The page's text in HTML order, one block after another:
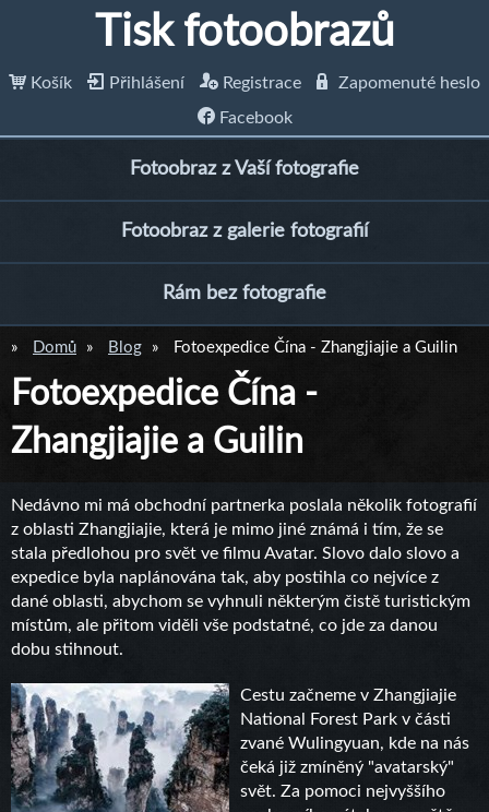
Tisk fotoobrazů
Košík Přihlášení Registrace
Zapomenuté heslo
Facebook
Fotoobraz z Vaší fotografie
Fotoobraz z galerie fotografií
Rám bez fotografie
Domů Blog Fotoexpedice Čína - Zhangjiajie a Guilin
Fotoexpedice Čína -
Zhangjiajie a Guilin
Nedávno mi má obchodní partnerka poslala několik fotografií
z oblasti Zhangjiajie, která je mimo jiné známá i tím, že se
stala předlohou pro svět ve filmu Avatar. Slovo dalo slovo a
expedice byla naplánována tak, aby postihla co nejvíce z
dané oblasti, abychom se vyhnuli některým čistě turistickým
místům, ale přitom viděli vše podstatné, co jde za danou
dobu stihnout.
Cestu začneme v Zhangjiajie
National Forest Park v části
zvané Wulingyuan, kde na nás
čeká již zmíněný "avatarský"
svět. Za pomoci nejvyššího